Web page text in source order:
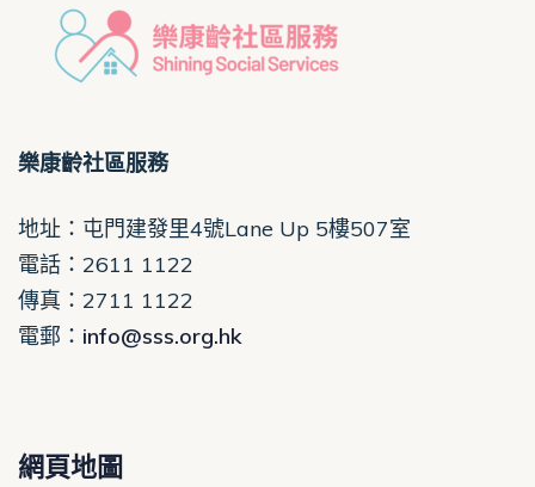
樂康齡社區服務
地址：屯門建發里4號Lane Up 5樓507室
電話 ：2611 1122
傳真：2711 1122
電郵 ： info@sss.org.hk
網頁地圖